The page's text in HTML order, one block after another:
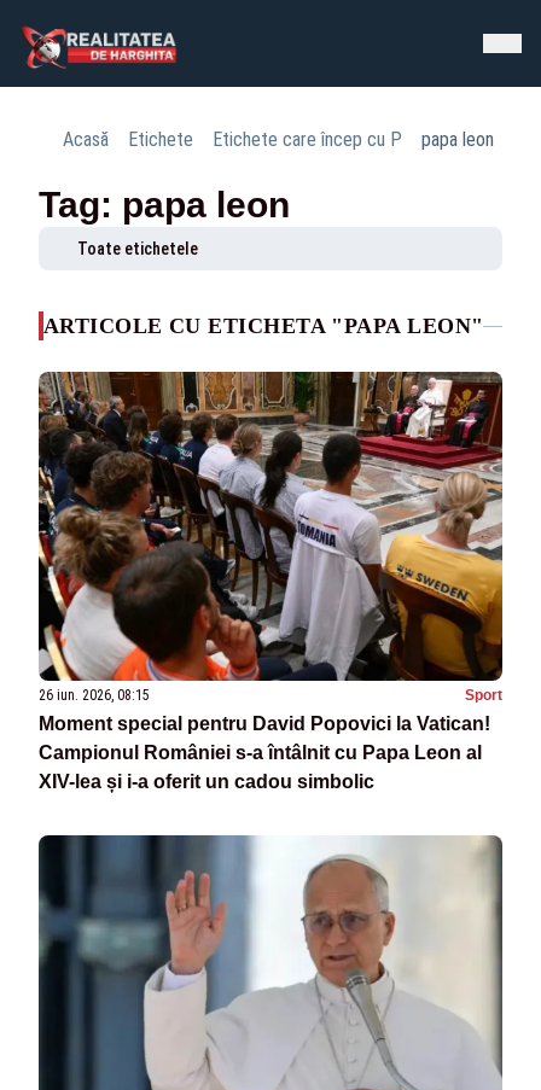
Acasă Etichete Etichete care încep cu P papa leon
Tag: papa leon
Toate etichetele
ARTICOLE CU ETICHETA "PAPA LEON"
26 iun. 2026, 08:15 Sport
Moment special pentru David Popovici la Vatican!
Campionul României s-a întâlnit cu Papa Leon al
XIV-lea și i-a oferit un cadou simbolic